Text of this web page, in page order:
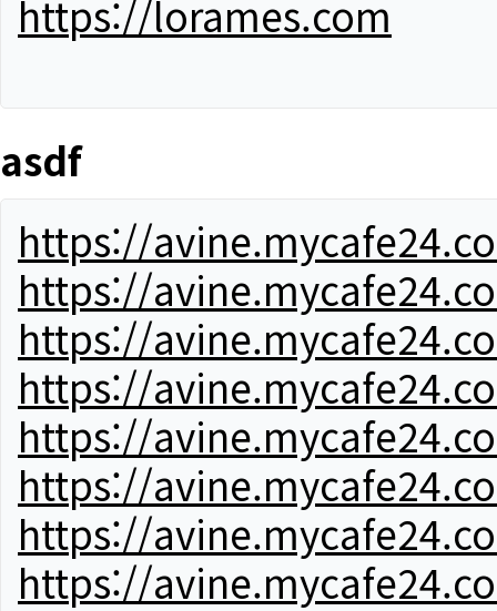
https://lorames.com
asdf
https://
https://
https://
https://
https://
https://
https://
https://